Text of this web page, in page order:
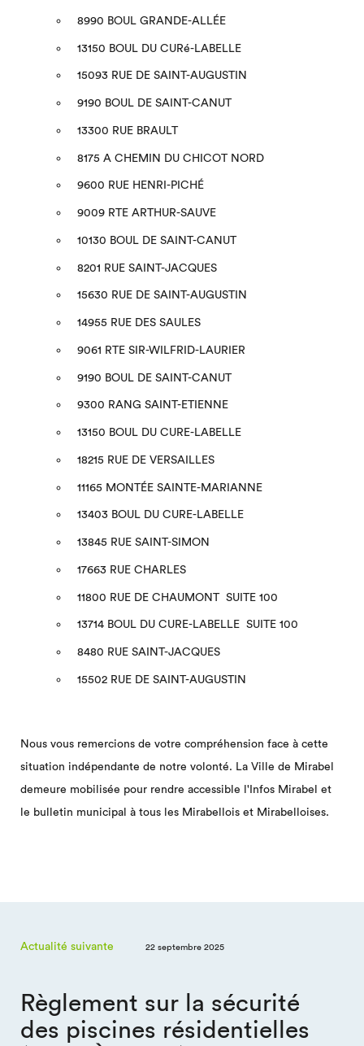
8990 BOUL GRANDE-ALLÉE
13150 BOUL DU CURé-LABELLE
15093 RUE DE SAINT-AUGUSTIN
9190 BOUL DE SAINT-CANUT
13300 RUE BRAULT
8175 A CHEMIN DU CHICOT NORD
9600 RUE HENRI-PICHÉ
9009 RTE ARTHUR-SAUVE
10130 BOUL DE SAINT-CANUT
8201 RUE SAINT-JACQUES
15630 RUE DE SAINT-AUGUSTIN
14955 RUE DES SAULES
9061 RTE SIR-WILFRID-LAURIER
9190 BOUL DE SAINT-CANUT
9300 RANG SAINT-ETIENNE
13150 BOUL DU CURE-LABELLE
18215 RUE DE VERSAILLES
11165 MONTÉE SAINTE-MARIANNE
13403 BOUL DU CURE-LABELLE
13845 RUE SAINT-SIMON
17663 RUE CHARLES
11800 RUE DE CHAUMONT SUITE 100
13714 BOUL DU CURE-LABELLE SUITE 100
8480 RUE SAINT-JACQUES
15502 RUE DE SAINT-AUGUSTIN
Nous vous remercions de votre compréhension face à cette
situation indépendante de notre volonté. La Ville de Mirabel
demeure mobilisée pour rendre accessible l'Infos Mirabel et
le bulletin municipal à tous les Mirabellois et Mirabelloises.
Actualité suivante 22 septembre 2025
Règlement sur la sécurité
des piscines résidentielles